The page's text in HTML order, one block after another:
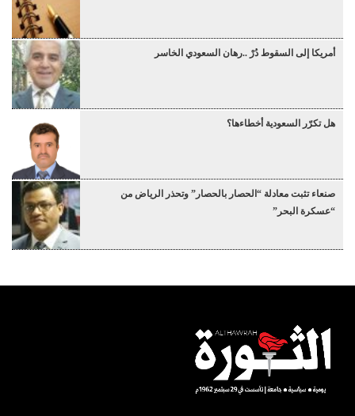
أمريكا إلى السقوط دُرْ ..رهان السعودي الخاسر
هل تكرّر السعودية أخطاءها؟
صنعاء تثبت معادلة “الحصار بالحصار” وتحذر الرياض من
“عسكرة البحر”